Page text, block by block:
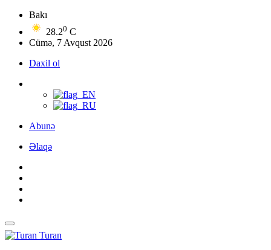
Bakı
28.20 C
Cümə, 7 Avqust 2026
Daxil ol
Abunə
Əlaqə
Turan